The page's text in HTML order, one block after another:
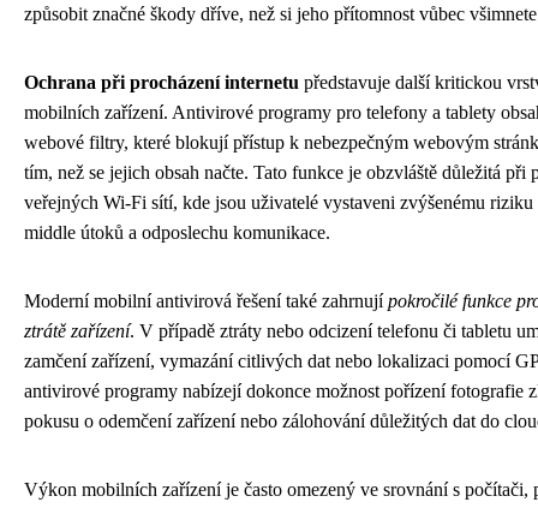
způsobit značné škody dříve, než si jeho přítomnost vůbec
Ochrana při procházení internetu představuje další kritickou
mobilních zařízení. Antivirové programy pro telefony a tablety
webové filtry, které blokují přístup k nebezpečným webovým
tím, než se jejich obsah načte. Tato funkce je obzvláště důležitá při
veřejných Wi-Fi sítí, kde jsou uživatelé vystaveni zvýšenému riziku
middle útoků a odposlechu komunikace.
Moderní mobilní antivirová řešení také zahrnujípokročilé funkce
ztrátě zařízení. V případě ztráty nebo odcizení telefonu či tabletu
zamčení zařízení, vymazání citlivých dat nebo lokalizaci pomocí
antivirové programy nabízejí dokonce možnost pořízení fotografie
pokusu o odemčení zařízení nebo zálohování důležitých dat do
Výkon mobilních zařízení je často omezený ve srovnání s počítači,